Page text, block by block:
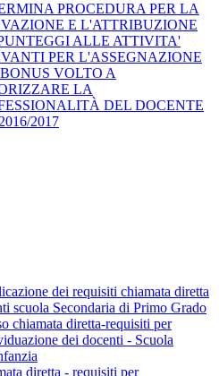
PROCEDURA PER LA
E L'ATTRIBUZIONE
ALLE ATTIVITA'
PER L'ASSEGNAZIONE
VOLTO A
LA
DEL DOCENTE
2017
dei requisiti chiamata diretta
scuola Secondaria di Primo Grado
chiamata diretta-requisiti per
dei docenti - Scuola
diretta - requisiti per